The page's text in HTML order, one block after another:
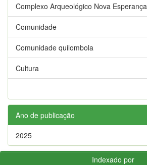
Complexo Arqueológico Nova Esperança
Comunidade
Comunidade quilombola
Cultura
Ano de publicação
2025
Indexado por